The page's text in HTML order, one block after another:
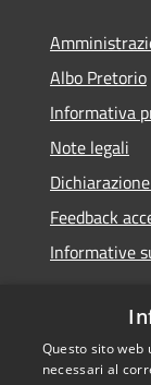
Albo Pretorio
Informativa
Note legali
Feedback
Informative
RSS
Questo sito web
necessari al